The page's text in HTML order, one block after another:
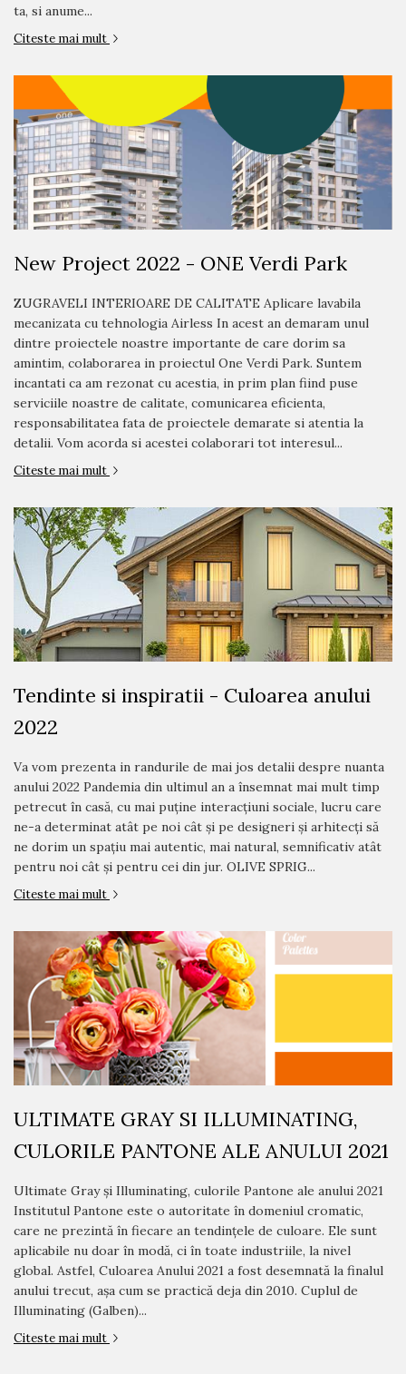
ta, si anume...
Citeste mai mult
New Project 2022 - ONE Verdi Park
ZUGRAVELI INTERIOARE DE CALITATE Aplicare lavabila
mecanizata cu tehnologia Airless In acest an demaram unul
dintre proiectele noastre importante de care dorim sa
amintim, colaborarea in proiectul One Verdi Park. Suntem
incantati ca am rezonat cu acestia, in prim plan fiind puse
serviciile noastre de calitate, comunicarea eficienta,
responsabilitatea fata de proiectele demarate si atentia la
detalii. Vom acorda si acestei colaborari tot interesul...
Citeste mai mult
Tendinte si inspiratii - Culoarea anului
2022
Va vom prezenta in randurile de mai jos detalii despre nuanta
anului 2022 Pandemia din ultimul an a însemnat mai mult timp
petrecut în casă, cu mai puține interacțiuni sociale, lucru care
ne-a determinat atât pe noi cât și pe designeri și arhitecți să
ne dorim un spațiu mai autentic, mai natural, semnificativ atât
pentru noi cât și pentru cei din jur​. OLIVE SPRIG...
Citeste mai mult
ULTIMATE GRAY SI ILLUMINATING,
CULORILE PANTONE ALE ANULUI 2021
Ultimate Gray și Illuminating, culorile Pantone ale anului 2021
Institutul Pantone este o autoritate în domeniul cromatic,
care ne prezintă în fiecare an tendinţele de culoare. Ele sunt
aplicabile nu doar în modă, ci în toate industriile, la nivel
global. Astfel, Culoarea Anului 2021 a fost desemnată la finalul
anului trecut, aşa cum se practică deja din 2010. Cuplul de
Illuminating (Galben)...
Citeste mai mult